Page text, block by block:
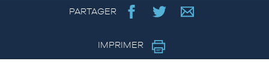
PARTAGER
IMPRIMER